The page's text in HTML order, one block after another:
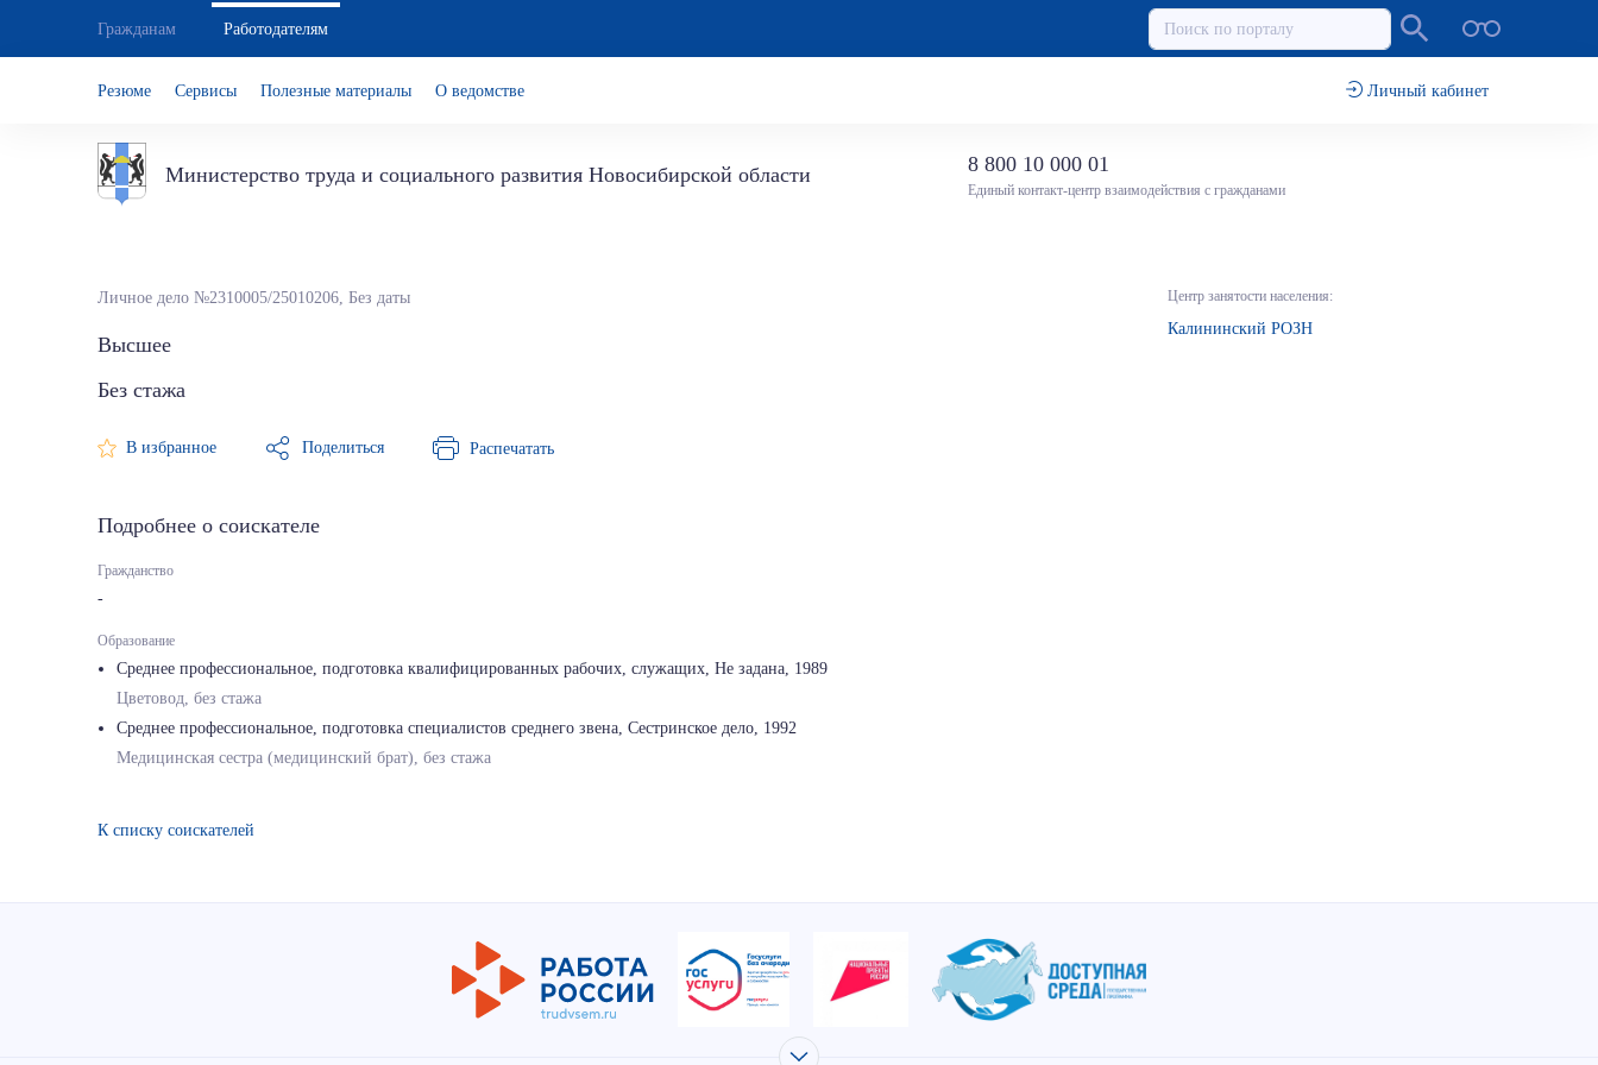
Гражданам Работодателям
Резюме Сервисы Полезные материалы О ведомстве Личный кабинет
Министерство труда и социального развития Новосибирской области 8 800 10 000 01
Единый контакт-центр взаимодействия с гражданами
Личное дело №2310005/25010206, Без даты
Высшее
Без стажа
В избранное Поделиться Распечатать
Подробнее о соискателе
Гражданство
-
Образование
Среднее профессиональное, подготовка квалифицированных рабочих, служащих, Не задана, 1989
Цветовод, без стажа
Среднее профессиональное, подготовка специалистов среднего звена, Сестринское дело, 1992
Медицинская сестра (медицинский брат), без стажа
К списку соискателей
Центр занятости населения:
Калининский РОЗН